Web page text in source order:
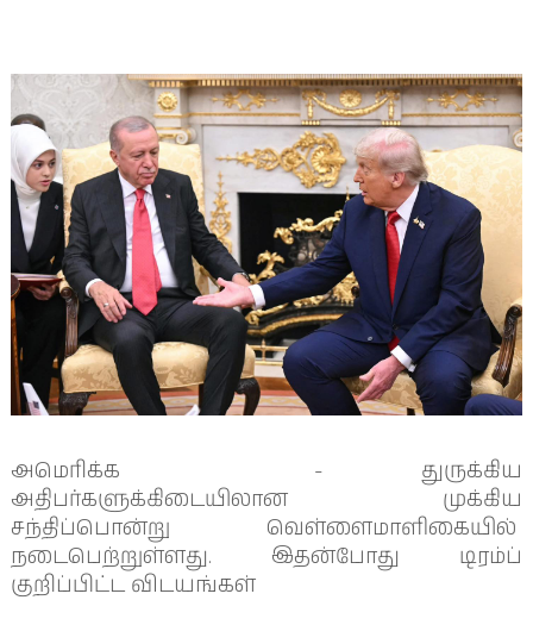
அமெரிக்க - துருக்கிய
அதிபர்களுக்கிடையிலான முக்கிய
சந்திப்பொன்று வெள்ளைமாளிகையில்
நடைபெற்றுள்ளது. இதன்போது டிரம்ப்
குறிப்பிட்ட விடயங்கள்